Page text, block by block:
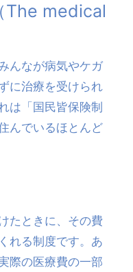
The medical
んなが病気やケガ
に治療を受けられ
は「国民皆保険制
んでいるほとんど
たときに、その費
れる制度です。あ
際の医療費の一部